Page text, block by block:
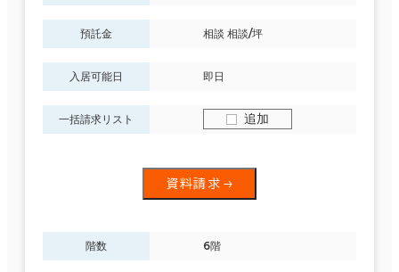
預託金 相談 相談/坪
入居可能日 即日
一括請求リスト 追加
資料請求
階数 6階